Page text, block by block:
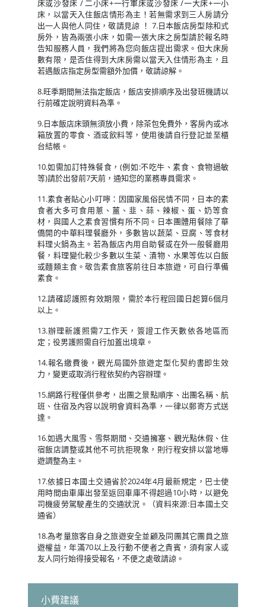
床或沙發床 / 二小床+一行軍床或沙發床 /一大床+一小
床，以當天入住飯店情形為主！若無需求到三人房請分
出一人與他人同住，敬請見諒 ！ 7.日本飯店房型除和式
房外，皆為兩張小床，如需一張大床之房型請於報名時
告知服務人員，我們將為您向飯店提出需求。但大床房
數有限，是否住得到大床房需以當天入住情形為主，且
若遇飯店指定房型需額外加價，敬請諒解。
8.旺季期間無法指定飯店，飯店安排順序及出發班機請以
行前確定說明資料為準。
9.日本飯店床頭無須放小費，除茶包免費外，客房內或冰
箱放置的零食、酒或飲料等，使用後請自行登記並至櫃
台結帳。
10.如需加訂特殊餐食，(例如:不吃牛、素食、食物過敏
等)請於出發前7天前，通知您的業務專員需求。
11.素食者貼心小叮嚀：因國家風俗民情不同，日本的素
食者大多可食用蔥、薑、韭、蒜、辣椒、蛋、奶等食
材，與國人之素食習慣有所不同。日本團體用餐除了華
僑開的中華料理餐廳外，多數皆以蔬菜、豆腐、等食材
料理火鍋為主。若為飯店內用自助餐或在外一般餐廳用
餐，料理變化較少多數以生菜、漬物、水果等佐以白飯
或麵類主食。敬告素食旅客前往日本旅遊，可自行準備
素食。
12.請確認護照有效期限，需於本行程回國日起算6個月
以上。
13.辦理新護照需7工作天，簽證工作天數依各地區而
定；役男護照需自行加蓋出境章。
14.報名繳費後，觀光局國外旅遊定型化契約書即生效
力，變更或取消行程依契約內容辦理。
15.網路行程僅供參考，出團之景點順序、出團名稱、航
班、住宿及內容以說明會資料為準，一律以郵寄方式送
達。
16.如遇大風雪、雪祭期間、交通擁塞、觀光點休假、住
宿飯店調整或其他不可抗拒現象，則行程安排以當地導
遊調整為主。
17.依據日本國土交通省於2024年4月最新規定，巴士使
用時間由車庫出發至返回車庫不得超過10小時，以避免
司機疲勞駕駛產生的交通狀況。（資料來源:日本國土交
通省）
18.為考量旅客自身之旅遊安全並顧及同團其它團員之旅
遊權益，年滿70以上及行動不便者之貴賓，須有家人或
友人同行始得接受報名，不便之處敬請諒。
小費建議